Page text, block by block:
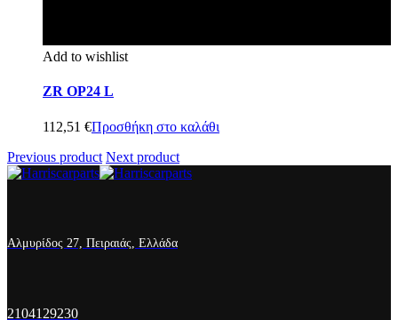
Add to wishlist
ZR OP24 L
112,51 €Προσθήκη στο καλάθι
Previous product Next product
Αλμυρίδος 27, Πειραιάς, Ελλάδα
2104129230